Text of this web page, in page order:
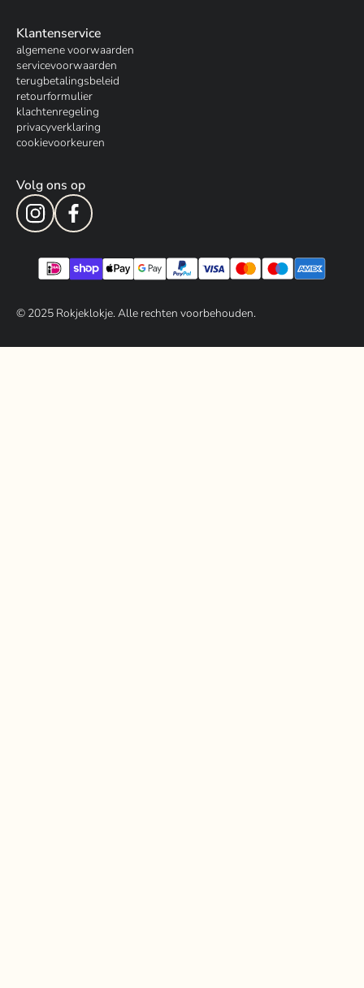
Klantenservice
algemene voorwaarden
servicevoorwaarden
terugbetalingsbeleid
retourformulier
klachtenregeling
privacyverklaring
cookievoorkeuren
Volg ons op
© 2025Rokjeklokje. Alle rechten voorbehouden.